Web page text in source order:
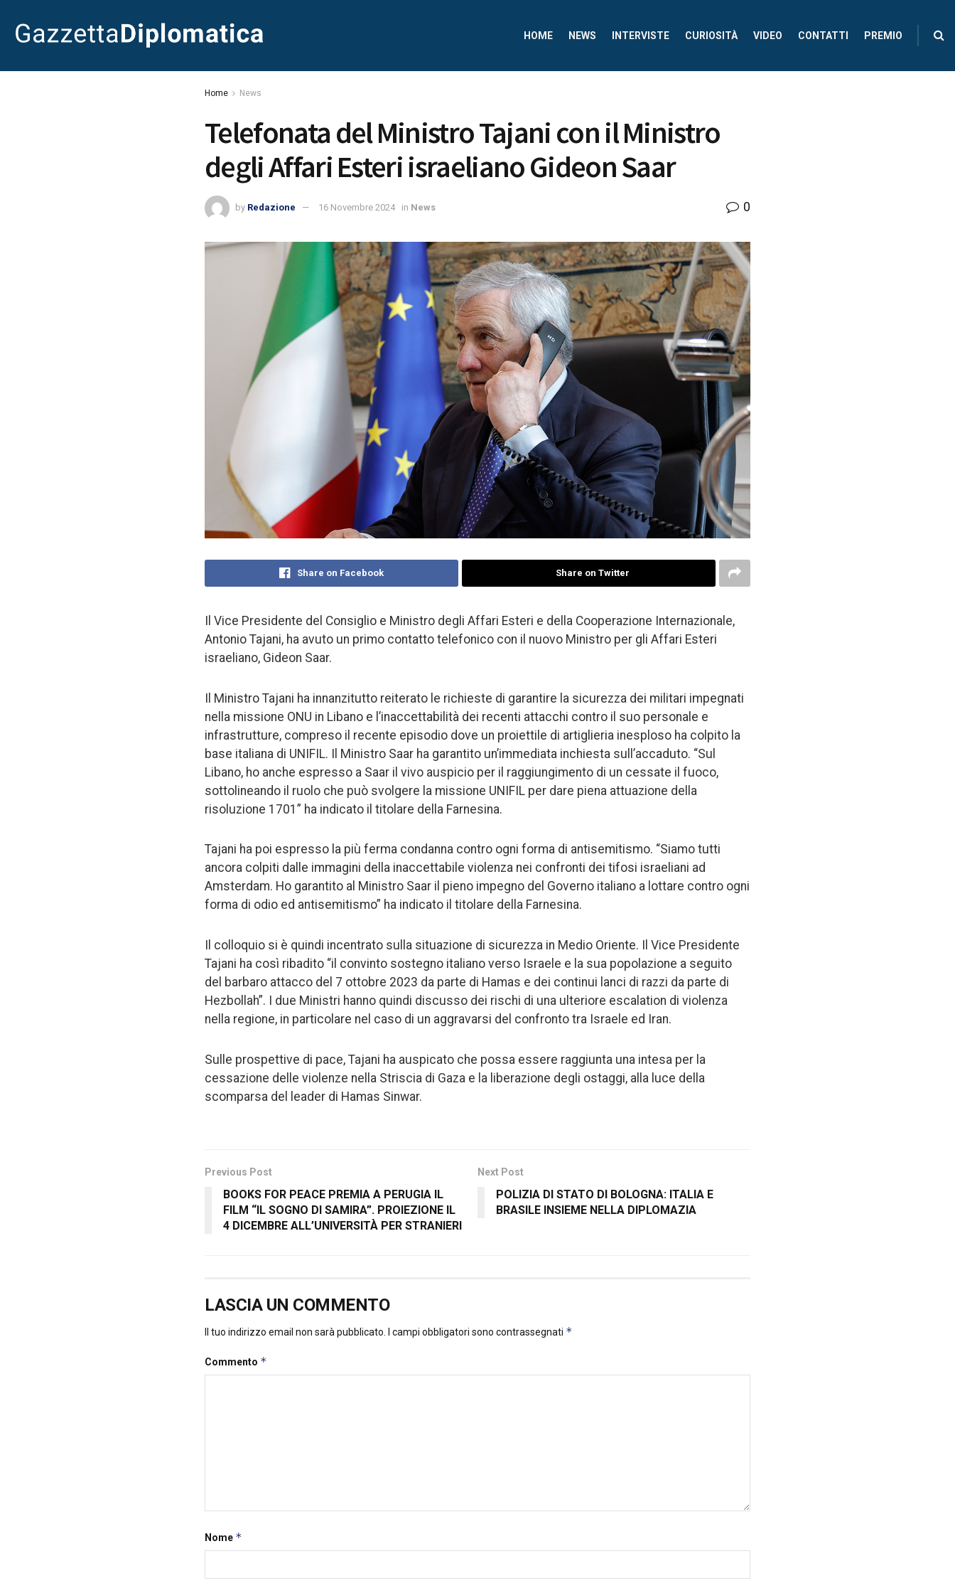
HOME NEWS INTERVISTE CURIOSITÀ VIDEO CONTATTI PREMIO
Home News
Telefonata del Ministro Tajani con il Ministro
degli Affari Esteri israeliano Gideon Saar
by Redazione 16 Novembre 2024 in News 0
Share on Facebook Share on Twitter
Il Vice Presidente del Consiglio e Ministro degli Affari Esteri e della Cooperazione Internazionale,
Antonio Tajani, ha avuto un primo contatto telefonico con il nuovo Ministro per gli Affari Esteri
israeliano, Gideon Saar.
Il Ministro Tajani ha innanzitutto reiterato le richieste di garantire la sicurezza dei militari impegnati
nella missione ONU in Libano e l’inaccettabilità dei recenti attacchi contro il suo personale e
infrastrutture, compreso il recente episodio dove un proiettile di artiglieria inesploso ha colpito la
base italiana di UNIFIL. Il Ministro Saar ha garantito un’immediata inchiesta sull’accaduto. “Sul
Libano, ho anche espresso a Saar il vivo auspicio per il raggiungimento di un cessate il fuoco,
sottolineando il ruolo che può svolgere la missione UNIFIL per dare piena attuazione della
risoluzione 1701” ha indicato il titolare della Farnesina.
Tajani ha poi espresso la più ferma condanna contro ogni forma di antisemitismo. “Siamo tutti
ancora colpiti dalle immagini della inaccettabile violenza nei confronti dei tifosi israeliani ad
Amsterdam. Ho garantito al Ministro Saar il pieno impegno del Governo italiano a lottare contro ogni
forma di odio ed antisemitismo” ha indicato il titolare della Farnesina.
Il colloquio si è quindi incentrato sulla situazione di sicurezza in Medio Oriente. Il Vice Presidente
Tajani ha così ribadito “il convinto sostegno italiano verso Israele e la sua popolazione a seguito
del barbaro attacco del 7 ottobre 2023 da parte di Hamas e dei continui lanci di razzi da parte di
Hezbollah”. I due Ministri hanno quindi discusso dei rischi di una ulteriore escalation di violenza
nella regione, in particolare nel caso di un aggravarsi del confronto tra Israele ed Iran.
Sulle prospettive di pace, Tajani ha auspicato che possa essere raggiunta una intesa per la
cessazione delle violenze nella Striscia di Gaza e la liberazione degli ostaggi, alla luce della
scomparsa del leader di Hamas Sinwar.
Previous Post
BOOKS FOR PEACE PREMIA A PERUGIA IL
FILM “IL SOGNO DI SAMIRA”. PROIEZIONE IL
4 DICEMBRE ALL’UNIVERSITÀ PER STRANIERI
Next Post
POLIZIA DI STATO DI BOLOGNA: ITALIA E
BRASILE INSIEME NELLA DIPLOMAZIA
LASCIA UN COMMENTO
Il tuo indirizzo email non sarà pubblicato. I campi obbligatori sono contrassegnati *
Commento *
Nome *